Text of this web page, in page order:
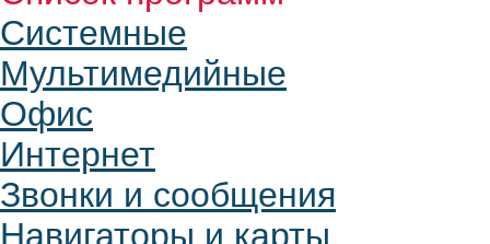
Системные
Мультимедийные
Офис
Интернет
Звонки и сообщения
Навигаторы и карты